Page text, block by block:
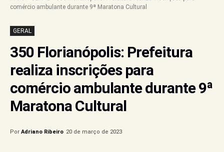
comércio ambulante durante 9ª Maratona Cultural
GERAL
350 Florianópolis: Prefeitura
realiza inscrições para
comércio ambulante durante 9ª
Maratona Cultural
Por Adriano Ribeiro 20 de março de 2023